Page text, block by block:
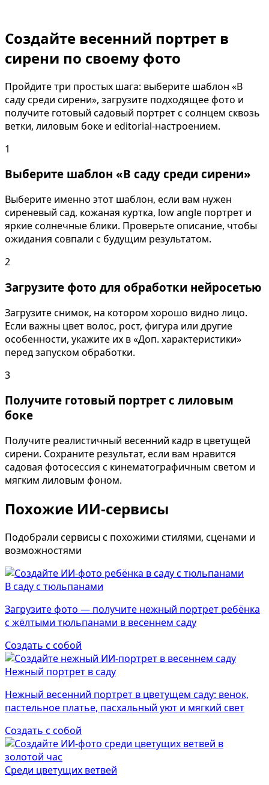
Создайте весенний портрет в
сирени по своему фото
Пройдите три простых шага: выберите шаблон «В
саду среди сирени», загрузите подходящее фото и
получите готовый садовый портрет с солнцем сквозь
ветки, лиловым боке и editorial-настроением.
1
Выберите шаблон «В саду среди сирени»
Выберите именно этот шаблон, если вам нужен
сиреневый сад, кожаная куртка, low angle портрет и
яркие солнечные блики. Проверьте описание, чтобы
ожидания совпали с будущим результатом.
2
Загрузите фото для обработки нейросетью
Загрузите снимок, на котором хорошо видно лицо.
Если важны цвет волос, рост, фигура или другие
особенности, укажите их в «Доп. характеристики»
перед запуском обработки.
3
Получите готовый портрет с лиловым
боке
Получите реалистичный весенний кадр в цветущей
сирени. Сохраните результат, если вам нравится
садовая фотосессия с кинематографичным светом и
мягким лиловым фоном.
Похожие ИИ-сервисы
Подобрали сервисы с похожими стилями, сценами и
возможностями
В саду с тюльпанами
Загрузите фото — получите нежный портрет ребёнка
с жёлтыми тюльпанами в весеннем саду
Создать с собой
Нежный портрет в саду
Нежный весенний портрет в цветущем саду: венок,
пастельное платье, пасхальный уют и мягкий свет
Создать с собой
Среди цветущих ветвей